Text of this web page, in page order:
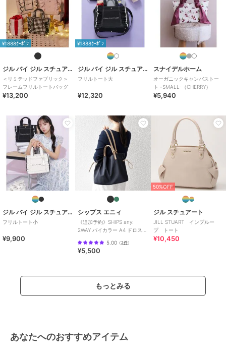
¥1888ｸｰﾎﾟﾝ
ジル バイ ジル スチュアート
＜リミテッドファブリック＞
フレームフリルトートバッグ
¥13,200
¥1888ｸｰﾎﾟﾝ
ジル バイ ジル スチュアート
フリルトート大
¥12,320
スナイデルホーム
オーガニックキャンバストー
ト -SMALL-（CHERRY）
¥5,940
ジル バイ ジル スチュアート
フリルトート小
¥9,900
シップス エニィ
《追加予約》SHIPS any:
2WAY バイカラー A4 ドロスト
5.00 （2件）
¥5,500
50%OFF
ジル スチュアート
JILL STUART インプルー
プ トート
¥10,450
もっとみる
あなたへのおすすめアイテム